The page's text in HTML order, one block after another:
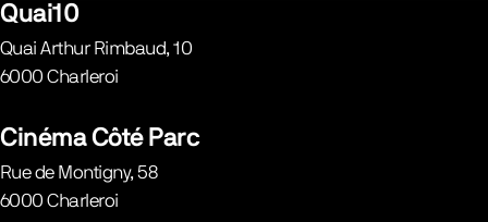
Quai10
Quai Arthur Rimbaud, 10
6000 Charleroi
Cinéma Côté Parc
Rue de Montigny, 58
6000 Charleroi